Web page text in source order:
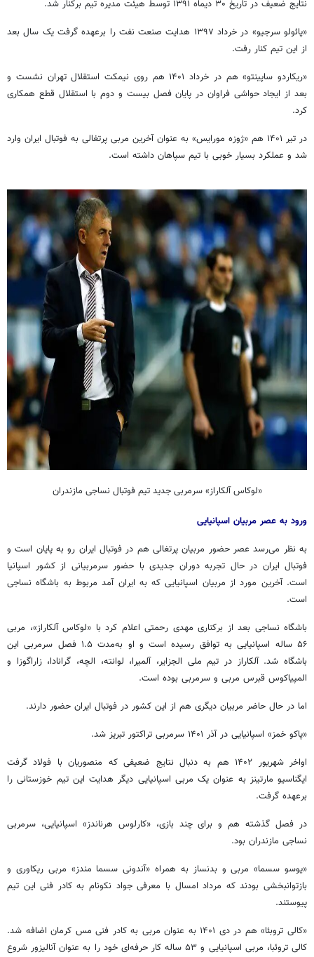
نتایج ضعیف در تاریخ ۳۰ دیماه ۱۳۹۱ توسط هیئت مدیره تیم برکنار شد.
«پائولو سرجیو» در خرداد ۱۳۹۷ هدایت صنعت نفت را برعهده گرفت یک سال بعد
از این تیم کنار رفت.
«ریکاردو ساپینتو» هم در خرداد ۱۴۰۱ هم روی نیمکت استقلال تهران نشست و
بعد از ایجاد حواشی فراوان در پایان فصل بیست و دوم با استقلال قطع همکاری
کرد.
در تیر ۱۴۰۱ هم «ژوزه مورایس» به عنوان آخرین مربی پرتغالی به فوتبال ایران وارد
شد و عملکرد بسیار خوبی با تیم سپاهان داشته است.
«لوکاس آلکاراز» سرمربی جدید تیم فوتبال نساجی مازندران
ورود به عصر مربیان اسپانیایی
به نظر می‌رسد عصر حضور مربیان پرتغالی هم در فوتبال ایران رو به پایان است و
فوتبال ایران در حال تجربه دوران جدیدی با حضور سرمربیانی از کشور اسپانیا
است. آخرین مورد از مربیان اسپانیایی که به ایران آمد مربوط به باشگاه نساجی
است.
باشگاه نساجی بعد از برکناری مهدی رحمتی اعلام کرد با «لوکاس آلکاراز»، مربی
۵۶ ساله اسپانیایی به توافق رسیده است و او به‌مدت ۱.۵ فصل سرمربی این
باشگاه شد. آلکاراز در تیم ملی الجزایر، آلمیرا، لوانته، الچه، گرانادا، زاراگوزا و
المپیاکوس قبرس مربی و سرمربی بوده است.
اما در حال حاضر مربیان دیگری هم از این کشور در فوتبال ایران حضور دارند.
«پاکو خمز» اسپانیایی در آذر ۱۴۰۱ سرمربی تراکتور تبریز شد.
اواخر شهریور ۱۴۰۲ هم به دنبال نتایج ضعیفی که منصوریان با فولاد گرفت
ایگناسیو مارتینز به عنوان یک مربی اسپانیایی دیگر هدایت این تیم خوزستانی را
برعهده گرفت.
در فصل گذشته هم و برای چند بازی، «کارلوس هرناندز» اسپانیایی، سرمربی
نساجی مازندران بود.
«یوسو سسما» مربی و بدنساز به همراه «آندونی سسما مندز» مربی ریکاوری و
بازتوانبخشی بودند که مرداد امسال با معرفی جواد نکونام به کادر فنی این تیم
پیوستند.
«کالی تروبئا» هم در دی ۱۴۰۱ به عنوان مربی به کادر فنی مس کرمان اضافه شد.
کالی تروئبا، مربی اسپانیایی و ۵۳ ساله کار حرفه‌ای خود را به عنوان آنالیزور شروع